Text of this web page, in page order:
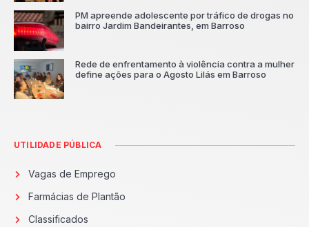
PM apreende adolescente por tráfico de drogas no
bairro Jardim Bandeirantes, em Barroso
Rede de enfrentamento à violência contra a mulher
define ações para o Agosto Lilás em Barroso
UTILIDADE PÚBLICA
Vagas de Emprego
Farmácias de Plantão
Classificados